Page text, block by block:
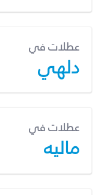
عطلات في
دلهي
عطلات في
ماليه